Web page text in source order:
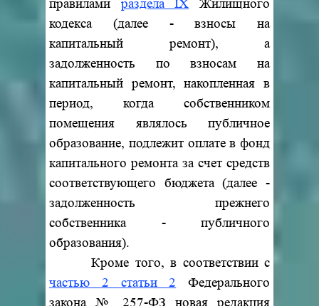
правилами раздела IX Жилищного
кодекса (далее - взносы на
капитальный ремонт), а
задолженность по взносам на
капитальный ремонт, накопленная в
период, когда собственником
помещения являлось публичное
образование, подлежит оплате в фонд
капитального ремонта за счет средств
соответствующего бюджета (далее -
задолженность прежнего
собственника - публичного
образования).
Кроме того, в соответствии с
частью 2 статьи 2 Федерального
закона № 257-ФЗ новая редакция